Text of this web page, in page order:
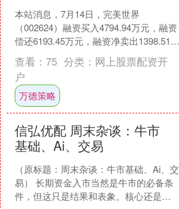
本站消息，7月14日，完美世界
（002624）融资买入4794.94万元，融资
偿还6193.45万元，融资净卖出1398.51万
元，融资余额7.41亿元，近20....
查看： 75 分类： 网上股票配资开
户
万德策略
信弘优配 周末杂谈：牛市
基础、Ai、交易
（原标题：周末杂谈：牛市基础、Ai、交
易） 长期资金入市当然是牛市的必备条
件，但这只是结果和表象。核心还是市